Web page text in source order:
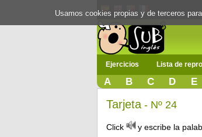
Ejercicios Lista de
A B C D E
Tarjeta- Nº 24
Click y escribe la
Usamos cookies propias y de terceros